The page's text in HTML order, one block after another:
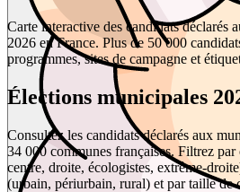
Carte interactive des candidats déclarés
2026 en France. Plus de 50 000
programmes, sites de campagne et
Élections municipales
Consultez les candidats déclarés aux
34 000 communes françaises. Filtrez
centre, droite, écologistes, extrême-
(urbain, périurbain, rural) et par taille de